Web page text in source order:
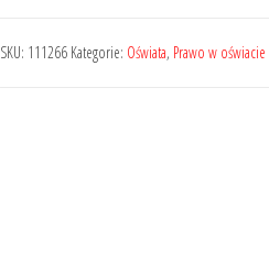
opiece
SKU: 111266 Kategorie: Oświata, Prawo w oświacie